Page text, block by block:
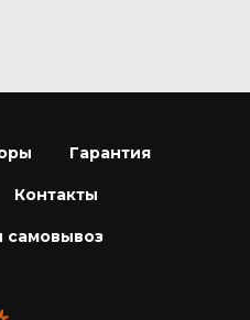
Гарантия
Контакты
самовывоз